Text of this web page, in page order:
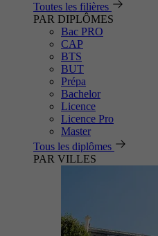
Toutes les filières
PAR DIPLÔMES
Bac PRO
CAP
BTS
BUT
Prépa
Bachelor
Licence
Licence Pro
Master
Tous les diplômes
PAR VILLES